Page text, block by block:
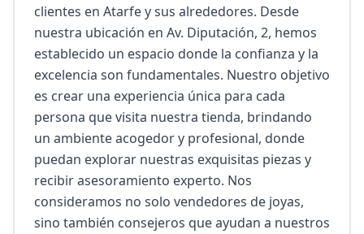
clientes en Atarfe y sus alrededores. Desde
nuestra ubicación en Av. Diputación, 2, hemos
establecido un espacio donde la confianza y la
excelencia son fundamentales. Nuestro objetivo
es crear una experiencia única para cada
persona que visita nuestra tienda, brindando
un ambiente acogedor y profesional, donde
puedan explorar nuestras exquisitas piezas y
recibir asesoramiento experto. Nos
consideramos no solo vendedores de joyas,
sino también consejeros que ayudan a nuestros